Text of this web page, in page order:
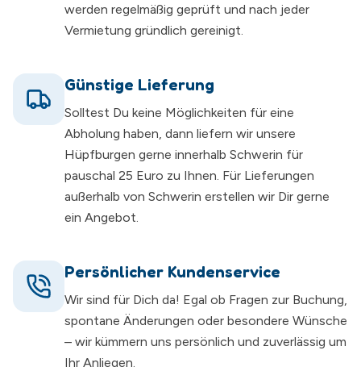
werden regelmäßig geprüft und nach jeder
Vermietung gründlich gereinigt.
Günstige Lieferung
Solltest Du keine Möglichkeiten für eine
Abholung haben, dann liefern wir unsere
Hüpfburgen gerne innerhalb Schwerin für
pauschal 25 Euro zu Ihnen. Für Lieferungen
außerhalb von Schwerin erstellen wir Dir gerne
ein Angebot.
Persönlicher Kundenservice
Wir sind für Dich da! Egal ob Fragen zur Buchung,
spontane Änderungen oder besondere Wünsche
– wir kümmern uns persönlich und zuverlässig um
Ihr Anliegen.